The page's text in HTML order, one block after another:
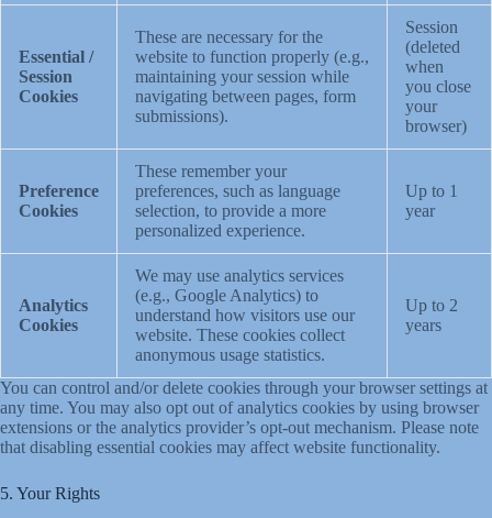
Essential /
Session
Cookies
These are necessary for the
website to function properly (e.g.,
maintaining your session while
navigating between pages, form
submissions).
Session
(deleted
when
you close
your
browser)
Preference
Cookies
These remember your
preferences, such as language
selection, to provide a more
personalized experience.
Up to 1
year
Analytics
Cookies
We may use analytics services
(e.g., Google Analytics) to
understand how visitors use our
website. These cookies collect
anonymous usage statistics.
Up to 2
years
You can control and/or delete cookies through your browser settings at
any time. You may also opt out of analytics cookies by using browser
extensions or the analytics provider’s opt-out mechanism. Please note
that disabling essential cookies may affect website functionality.
5. Your Rights